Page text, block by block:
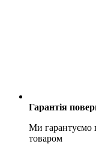
Гарантія
Ми гарантуємо
товаром